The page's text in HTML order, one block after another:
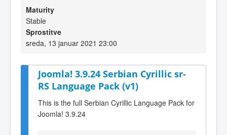
Maturity
Stable
Sprostitve
sreda, 13 januar 2021 23:00
Joomla! 3.9.24 Serbian Cyrillic sr-
RS Language Pack (v1)
This is the full Serbian Cyrillic Language Pack for
Joomla! 3.9.24